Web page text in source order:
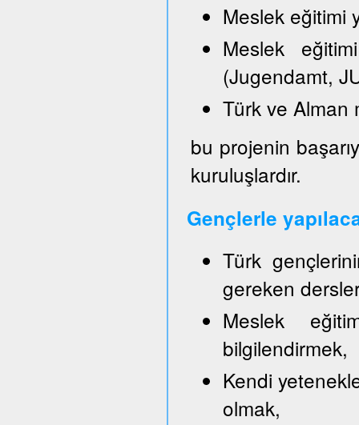
Meslek eğitimi
Meslek
(Jugendamt,
Türk ve Alman
bu projenin
kuruluşlardır.
Gençlerle
Türk
gereken
Meslek
bilgilendirmek,
Kendi
olmak,